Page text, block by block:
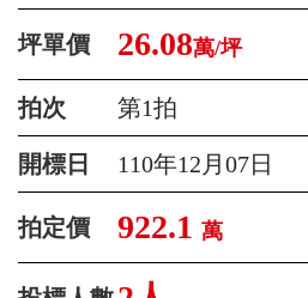
坪單價 26.08萬/坪
拍次 第1拍
開標日 110年12月07日
拍定價 922.1 萬